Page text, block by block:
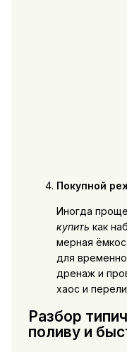
Покупной
Иногда проще
купить как
мерная
для
дренаж и
хаос и
Разбор
поливу и